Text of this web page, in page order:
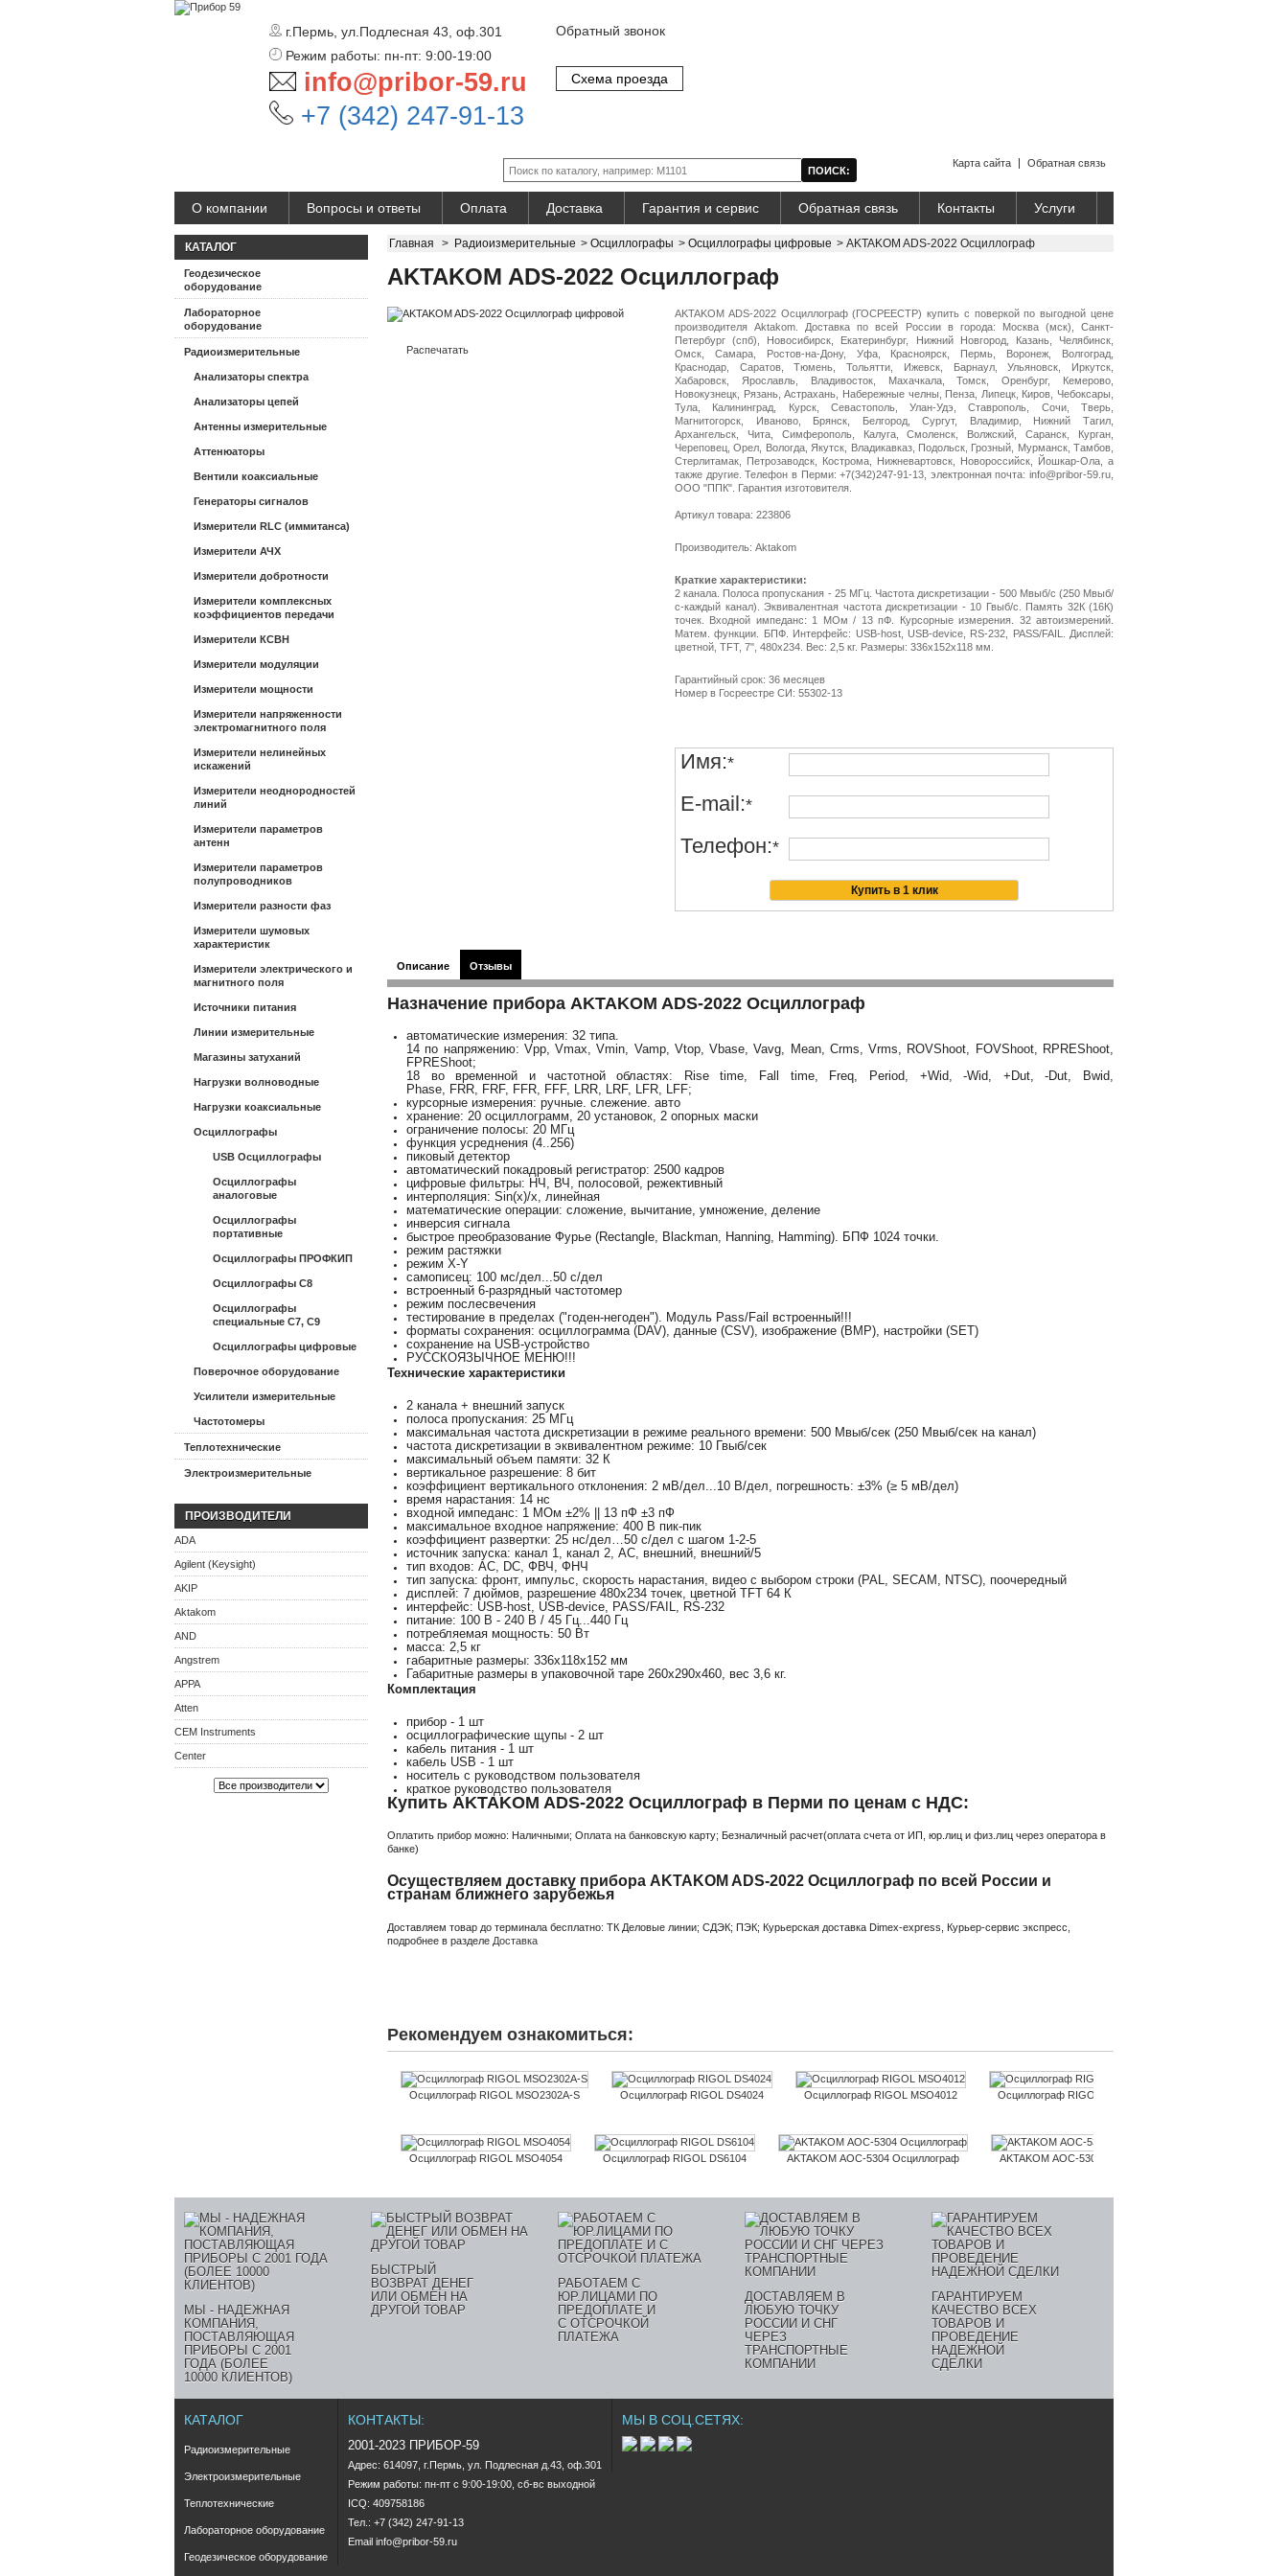
г.Пермь, ул.Подлесная 43, оф.301
Режим работы: пн-пт: 9:00-19:00
info@pribor-59.ru
+7 (342) 247-91-13
Обратный звонок
Схема проезда
Обратная связь
Карта сайта
О компании Вопросы и ответы Оплата Доставка Гарантия и сервис Обратная связь Контакты Услуги
КАТАЛОГ
Геодезическое
оборудование
Лабораторное
оборудование
Радиоизмерительные
Анализаторы спектра
Анализаторы цепей
Антенны измерительные
Аттенюаторы
Вентили коаксиальные
Генераторы сигналов
Измерители RLC (иммитанса)
Измерители АЧХ
Измерители добротности
Измерители комплексных
коэффициентов передачи
Измерители КСВН
Измерители модуляции
Измерители мощности
Измерители напряженности
электромагнитного поля
Измерители нелинейных
искажений
Измерители неоднородностей
линий
Измерители параметров
антенн
Измерители параметров
полупроводников
Измерители разности фаз
Измерители шумовых
характеристик
Измерители электрического и
магнитного поля
Источники питания
Линии измерительные
Магазины затуханий
Нагрузки волноводные
Нагрузки коаксиальные
Осциллографы
USB Осциллографы
Осциллографы
аналоговые
Осциллографы
портативные
Осциллографы ПРОФКИП
Осциллографы С8
Осциллографы
специальные С7, С9
Осциллографы цифровые
Поверочное оборудование
Усилители измерительные
Частотомеры
Теплотехнические
Электроизмерительные
ПРОИЗВОДИТЕЛИ
ADA
Agilent (Keysight)
AKIP
Aktakom
AND
Angstrem
APPA
Atten
CEM Instruments
Center
Главная > Радиоизмерительные > Осциллографы > Осциллографы цифровые > AKTAKOM ADS-2022 Осциллограф
AKTAKOM ADS-2022 Осциллограф
Распечатать
AKTAKOM ADS-2022 Осциллограф (ГОСРЕЕСТР) купить с поверкой по выгодной цене
производителя Aktakom. Доставка по всей России в города: Москва (мск), Санкт-
Петербург (спб), Новосибирск, Екатеринбург, Нижний Новгород, Казань, Челябинск,
Омск, Самара, Ростов-на-Дону, Уфа, Красноярск, Пермь, Воронеж, Волгоград,
Краснодар, Саратов, Тюмень, Тольятти, Ижевск, Барнаул, Ульяновск, Иркутск,
Хабаровск, Ярославль, Владивосток, Махачкала, Томск, Оренбург, Кемерово,
Новокузнецк, Рязань, Астрахань, Набережные челны, Пенза, Липецк, Киров, Чебоксары,
Тула, Калининград, Курск, Севастополь, Улан-Удэ, Ставрополь, Сочи, Тверь,
Магнитогорск, Иваново, Брянск, Белгород, Сургут, Владимир, Нижний Тагил,
Архангельск, Чита, Симферополь, Калуга, Смоленск, Волжский, Саранск, Курган,
Череповец, Орел, Вологда, Якутск, Владикавказ, Подольск, Грозный, Мурманск, Тамбов,
Стерлитамак, Петрозаводск, Кострома, Нижневартовск, Новороссийск, Йошкар-Ола, а
также другие. Телефон в Перми: +7(342)247-91-13, электронная почта: info@pribor-59.ru,
ООО "ППК". Гарантия изготовителя.
Артикул товара: 223806
Производитель: Aktakom
Краткие характеристики:
2 канала. Полоса пропускания - 25 МГц. Частота дискретизации - 500 Мвыб/с (250 Мвыб/
с-каждый канал). Эквивалентная частота дискретизации - 10 Гвыб/с. Память 32К (16К)
точек. Входной импеданс: 1 МОм / 13 пФ. Курсорные измерения. 32 автоизмерений.
Матем. функции. БПФ. Интерфейс: USB-host, USB-device, RS-232, PASS/FAIL. Дисплей:
цветной, TFT, 7", 480х234. Вес: 2,5 кг. Размеры: 336x152x118 мм.
Гарантийный срок: 36 месяцев
Номер в Госреестре СИ: 55302-13
Имя:*
E-mail:*
Телефон:*
Описание Отзывы
Назначение прибора AKTAKOM ADS-2022 Осциллограф
автоматические измерения: 32 типа.
14 по напряжению: Vpp, Vmax, Vmin, Vamp, Vtop, Vbase, Vavg, Mean, Crms, Vrms, ROVShoot, FOVShoot, RPREShoot,
FPREShoot;
18 во временной и частотной областях: Rise time, Fall time, Freq, Period, +Wid, -Wid, +Dut, -Dut, Bwid,
Phase, FRR, FRF, FFR, FFF, LRR, LRF, LFR, LFF;
курсорные измерения: ручные. слежение. авто
хранение: 20 осциллограмм, 20 установок, 2 опорных маски
ограничение полосы: 20 МГц
функция усреднения (4..256)
пиковый детектор
автоматический покадровый регистратор: 2500 кадров
цифровые фильтры: НЧ, ВЧ, полосовой, режективный
интерполяция: Sin(x)/x, линейная
математические операции: сложение, вычитание, умножение, деление
инверсия сигнала
быстрое преобразование Фурье (Rectangle, Blackman, Hanning, Hamming). БПФ 1024 точки.
режим растяжки
режим X-Y
самописец: 100 мс/дел...50 с/дел
встроенный 6-разрядный частотомер
режим послесвечения
тестирование в пределах ("годен-негоден"). Модуль Pass/Fail встроенный!!!
форматы сохранения: осциллограмма (DAV), данные (CSV), изображение (BMP), настройки (SET)
сохранение на USB-устройство
РУССКОЯЗЫЧНОЕ МЕНЮ!!!
Технические характеристики
2 канала + внешний запуск
полоса пропускания: 25 МГц
максимальная частота дискретизации в режиме реального времени: 500 Мвыб/сек (250 Мвыб/сек на канал)
частота дискретизации в эквивалентном режиме: 10 Гвыб/сек
максимальный объем памяти: 32 К
вертикальное разрешение: 8 бит
коэффициент вертикального отклонения: 2 мВ/дел...10 В/дел, погрешность: ±3% (≥ 5 мВ/дел)
время нарастания: 14 нс
входной импеданс: 1 MОм ±2% || 13 пФ ±3 пФ
максимальное входное напряжение: 400 В пик-пик
коэффициент развертки: 25 нс/дел…50 с/дел с шагом 1-2-5
источник запуска: канал 1, канал 2, AC, внешний, внешний/5
тип входов: AC, DC, ФВЧ, ФНЧ
тип запуска: фронт, импульс, скорость нарастания, видео с выбором строки (PAL, SECAM, NTSC), поочередный
дисплей: 7 дюймов, разрешение 480x234 точек, цветной TFT 64 К
интерфейс: USB-host, USB-device, PASS/FAIL, RS-232
питание: 100 В - 240 В / 45 Гц...440 Гц
потребляемая мощность: 50 Вт
масса: 2,5 кг
габаритные размеры: 336х118х152 мм
Габаритные размеры в упаковочной таре 260х290х460, вес 3,6 кг.
Комплектация
прибор - 1 шт
осциллографические щупы - 2 шт
кабель питания - 1 шт
кабель USB - 1 шт
носитель с руководством пользователя
краткое руководство пользователя
Купить AKTAKOM ADS-2022 Осциллограф в Перми по ценам с НДС:
Оплатить прибор можно: Наличными; Оплата на банковскую карту; Безналичный расчет(оплата счета от ИП, юр.лиц и физ.лиц через оператора в
банке)
Осуществляем доставку прибора AKTAKOM ADS-2022 Осциллограф по всей России и
странам ближнего зарубежья
Доставляем товар до терминала бесплатно: ТК Деловые линии; СДЭК; ПЭК; Курьерская доставка Dimex-express, Курьер-сервис экспресс,
подробнее в разделе Доставка
Рекомендуем ознакомиться:
Осциллограф RIGOL MSO2302A-S Осциллограф RIGOL DS4024 Осциллограф RIGOL MSO4012 Осциллограф RIGOL MSO4014
Осциллограф RIGOL MSO4054 Осциллограф RIGOL DS6104 AKTAKOM АОС-5304 Осциллограф AKTAKOM АОС-5302 Осциллограф
МЫ - НАДЕЖНАЯ
КОМПАНИЯ,
ПОСТАВЛЯЮЩАЯ
ПРИБОРЫ С 2001
ГОДА (БОЛЕЕ
10000 КЛИЕНТОВ)
БЫСТРЫЙ
ВОЗВРАТ ДЕНЕГ
ИЛИ ОБМЕН НА
ДРУГОЙ ТОВАР
РАБОТАЕМ С
ЮР.ЛИЦАМИ ПО
ПРЕДОПЛАТЕ И
С ОТСРОЧКОЙ
ПЛАТЕЖА
ДОСТАВЛЯЕМ В
ЛЮБУЮ ТОЧКУ
РОССИИ И СНГ
ЧЕРЕЗ
ТРАНСПОРТНЫЕ
КОМПАНИИ
ГАРАНТИРУЕМ
КАЧЕСТВО ВСЕХ
ТОВАРОВ И
ПРОВЕДЕНИЕ
НАДЕЖНОЙ
СДЕЛКИ
КАТАЛОГ
Радиоизмерительные
Электроизмерительные
Теплотехнические
Лабораторное оборудование
Геодезическое оборудование
КОНТАКТЫ:
2001-2023 ПРИБОР-59
Адрес: 614097, г.Пермь, ул. Подлесная д.43, оф.301
Режим работы: пн-пт c 9:00-19:00, сб-вс выходной
ICQ: 409758186
Тел.: +7 (342) 247-91-13
Email info@pribor-59.ru
МЫ В СОЦ.СЕТЯХ: